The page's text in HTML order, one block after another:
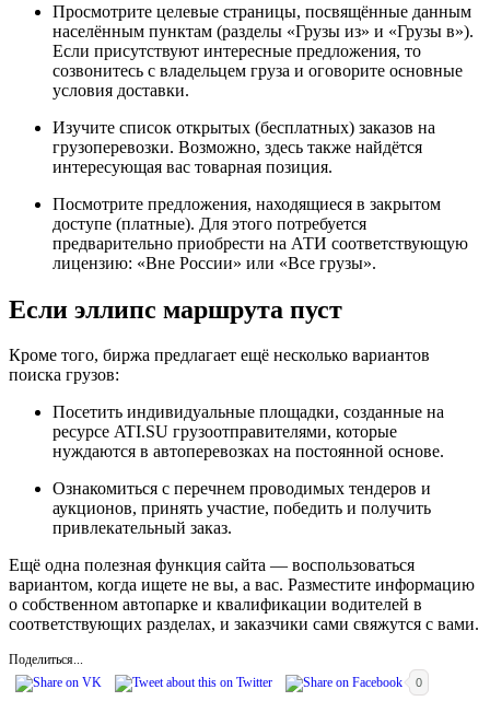
Просмотрите целевые страницы, посвящённые данным
населённым пунктам (разделы «Грузы из» и «Грузы в»).
Если присутствуют интересные предложения, то
созвонитесь с владельцем груза и оговорите основные
условия доставки.
Изучите список открытых (бесплатных) заказов на
грузоперевозки. Возможно, здесь также найдётся
интересующая вас товарная позиция.
Посмотрите предложения, находящиеся в закрытом
доступе (платные). Для этого потребуется
предварительно приобрести на АТИ соответствующую
лицензию: «Вне России» или «Все грузы».
Если эллипс маршрута пуст
Кроме того, биржа предлагает ещё несколько вариантов
поиска грузов:
Посетить индивидуальные площадки, созданные на
ресурсе ATI.SU грузоотправителями, которые
нуждаются в автоперевозках на постоянной основе.
Ознакомиться с перечнем проводимых тендеров и
аукционов, принять участие, победить и получить
привлекательный заказ.
Ещё одна полезная функция сайта — воспользоваться
вариантом, когда ищете не вы, а вас. Разместите информацию
о собственном автопарке и квалификации водителей в
соответствующих разделах, и заказчики сами свяжутся с вами.
Поделиться...
0